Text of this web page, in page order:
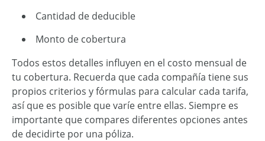
Cantidad de deducible
Monto de cobertura
Todos estos detalles influyen en el costo mensual de
tu cobertura. Recuerda que cada compañía tiene sus
propios criterios y fórmulas para calcular cada tarifa,
así que es posible que varíe entre ellas. Siempre es
importante que compares diferentes opciones antes
de decidirte por una póliza.